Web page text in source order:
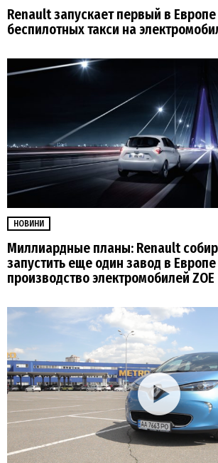
Renault запускает первый в
беспилотных такси на
НОВИНИ
Миллиардные планы: Renault
запустить еще один завод в
производство электромобилей ZOE